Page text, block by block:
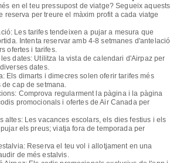
en el teu pressupost de viatge? Segueix aquests
reserva per treure el màxim profit a cada viatge
Les tarifes tendeixen a pujar a mesura que
Intenta reservar amb 4-8 setmanes d'antelació
ofertes i tarifes.
dates: Utilitza la vista de calendari d'Airpaz per
dates.
Els dimarts i dimecres solen oferir tarifes més
cap de setmana.
Comprova regularment la pàgina i la pàgina
promocionals i ofertes de Air Canada per
altes: Les vacances escolars, els dies festius i els
els preus; viatja fora de temporada per
Reserva el teu vol i allotjament en una
de més estalvis.